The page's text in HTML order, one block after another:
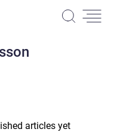
articles yet